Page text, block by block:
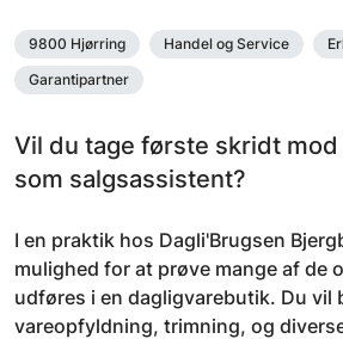
9800 Hjørring Handel og Service
Garantipartner
Vil du tage første skridt
som salgsassistent?
I en praktik hos Dagli'Brugsen
mulighed for at prøve mange af de
udføres i en dagligvarebutik. Du vil
vareopfyldning, trimning, og